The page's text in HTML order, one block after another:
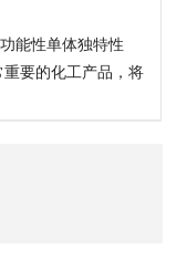
能性单体独特性
要的化工产品，将